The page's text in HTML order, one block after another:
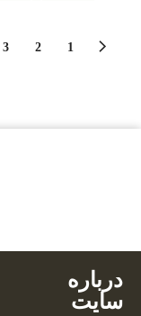
1
2
3
درباره
سایت